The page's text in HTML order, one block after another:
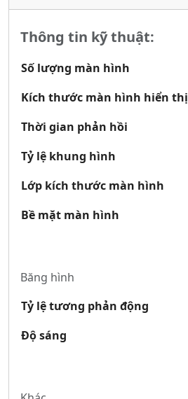
Thông tin kỹ thuật:
Số lượng màn hình
Kích thước màn hình hiển thị
Thời gian phản hồi
Tỷ lệ khung hình
Lớp kích thước màn hình
Bề mặt màn hình
Băng hình
Tỷ lệ tương phản động
Độ sáng